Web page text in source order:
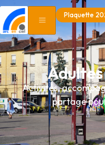
Plaquette
Activités,
partage